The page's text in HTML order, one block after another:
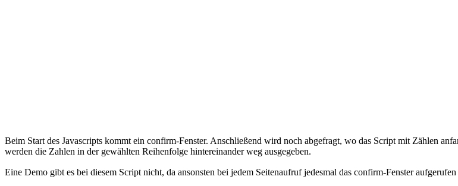
Beim Start des Javascripts kommt ein confirm-Fenster. Anschließend wird noch abgefragt, wo das Script mit Zählen
werden die Zahlen in der gewählten Reihenfolge hintereinander weg ausgegeben.
Eine Demo gibt es bei diesem Script nicht, da ansonsten bei jedem Seitenaufruf jedesmal das confirm-Fenster